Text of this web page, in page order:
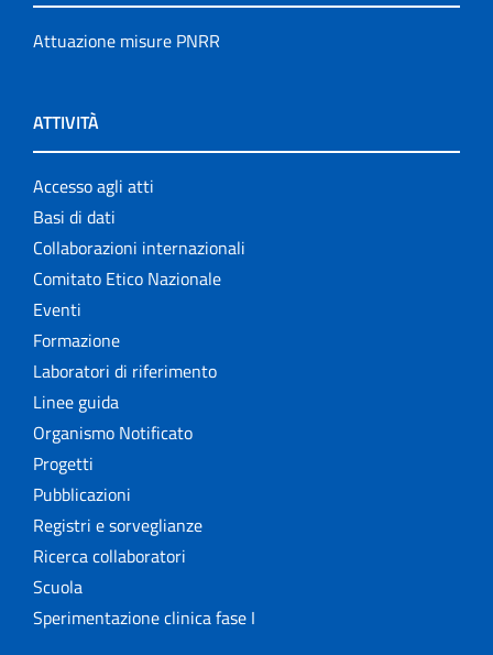
Attuazione misure PNRR
ATTIVITÀ
Accesso agli atti
Basi di dati
Collaborazioni internazionali
Comitato Etico Nazionale
Eventi
Formazione
Laboratori di riferimento
Linee guida
Organismo Notificato
Progetti
Pubblicazioni
Registri e sorveglianze
Ricerca collaboratori
Scuola
Sperimentazione clinica fase I